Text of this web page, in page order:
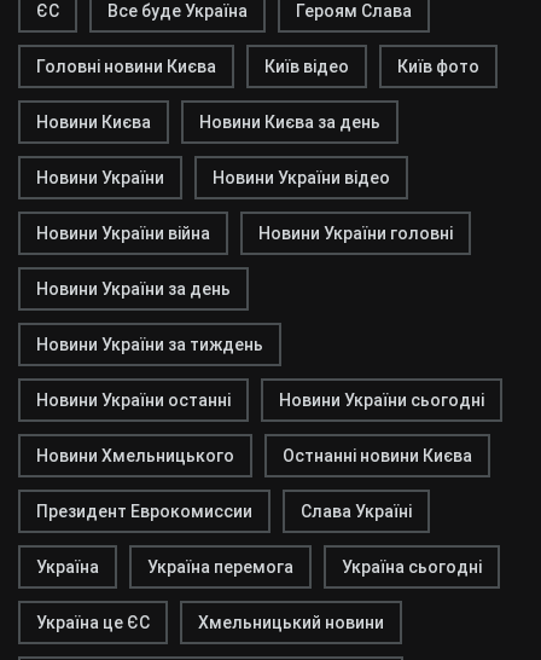
ЄС Все буде Україна Героям Слава
Головні новини Києва Київ відео Київ фото
Новини Києва Новини Києва за день
Новини України Новини України відео
Новини України війна Новини України головні
Новини України за день
Новини України за тиждень
Новини України останні Новини України сьогодні
Новини Хмельницького Остнанні новини Києва
Президент Еврокомиссии Слава Україні
Україна Україна перемога Україна сьогодні
Україна це ЄС Хмельницький новини